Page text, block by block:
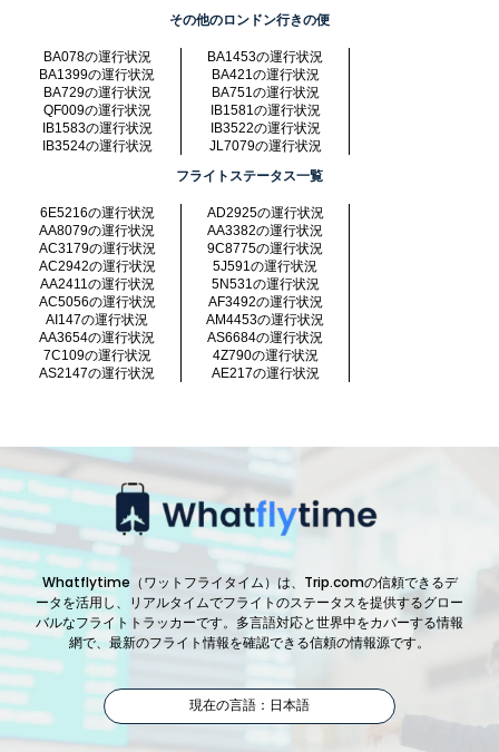
その他のロンドン行きの便
BA078の運行状況
BA1453の運行状況
BA1399の運行状況
BA421の運行状況
BA729の運行状況
BA751の運行状況
QF009の運行状況
IB1581の運行状況
IB1583の運行状況
IB3522の運行状況
IB3524の運行状況
JL7079の運行状況
フライトステータス一覧
6E5216の運行状況
AD2925の運行状況
AA8079の運行状況
AA3382の運行状況
AC3179の運行状況
9C8775の運行状況
AC2942の運行状況
5J591の運行状況
AA2411の運行状況
5N531の運行状況
AC5056の運行状況
AF3492の運行状況
AI147の運行状況
AM4453の運行状況
AA3654の運行状況
AS6684の運行状況
7C109の運行状況
4Z790の運行状況
AS2147の運行状況
AE217の運行状況
Whatflytime（ワットフライタイム）は、Trip.comの信頼できるデ
ータを活用し、リアルタイムでフライトのステータスを提供するグロー
バルなフライトトラッカーです。多言語対応と世界中をカバーする情報
網で、最新のフライト情報を確認できる信頼の情報源です。
現在の言語：日本語